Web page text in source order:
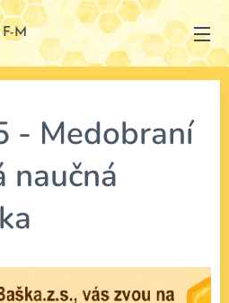
F-M
- Medobraní
naučná